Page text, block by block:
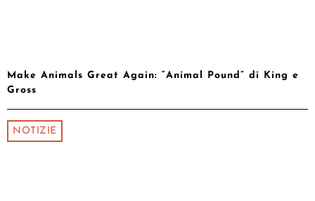
Make Animals Great Again: “Animal Pound” di King e
Gross
NOTIZIE